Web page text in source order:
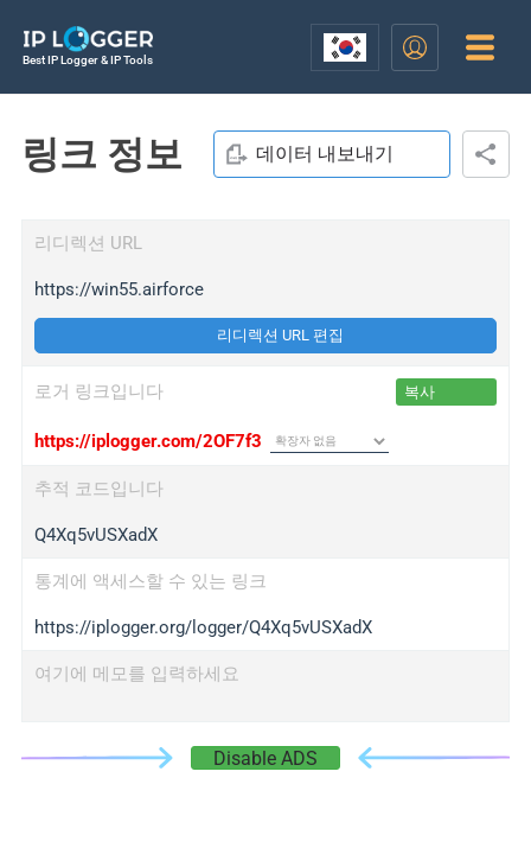
Best IP Logger & IP Tools
링크 정보 데이터 내보내기
리디렉션 URL
https://win55.airforce
리디렉션 URL 편집
로거 링크입니다 복사
https://iplogger.com/2OF7f3
추적 코드입니다
Q4Xq5vUSXadX
통계에 액세스할 수 있는 링크
https://iplogger.org/logger/Q4Xq5vUSXadX
여기에 메모를 입력하세요
Disable ADS